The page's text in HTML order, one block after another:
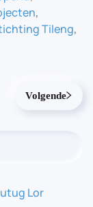
,
Tileng,
Volgende
Lor